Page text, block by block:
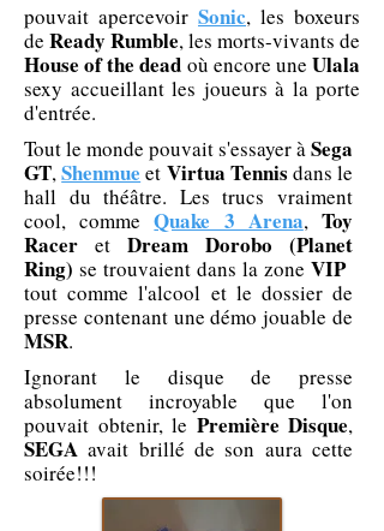
pouvait apercevoir Sonic, les boxeurs
de Ready Rumble, les morts-vivants de
House of the dead où encore uneUlala
sexy accueillant les joueurs à la porte
d'entrée.
Tout le monde pouvait s'essayer àSega
GT,Shenmue et Virtua Tennis dans le
hall du théâtre. Les trucs vraiment
cool, commeQuake 3 Arena,Toy
Racer et Dream Dorobo (Planet
Ring) se trouvaient dans la zone VIP
tout comme l'alcool et le dossier de
presse contenant une démo jouable de
MSR.
Ignorant le disque de presse
absolument incroyable que l'on
pouvait obtenir, le Première Disque,
SEGA avait brillé de son aura cette
soirée!!!